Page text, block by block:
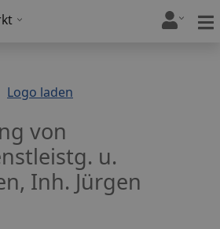
Logo laden
von
u.
Inh. Jürgen